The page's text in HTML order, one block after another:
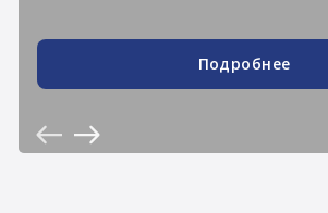
Подробнее